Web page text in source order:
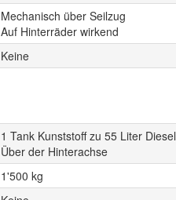
Mechanisch über Seilzug
Auf Hinterräder wirkend
Keine
1 Tank Kunststoff zu 55 Liter Diesel
Über der Hinterachse
1'500 kg